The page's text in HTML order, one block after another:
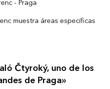
muestra áreas específicas
Čtyroký, uno de los
de Praga»